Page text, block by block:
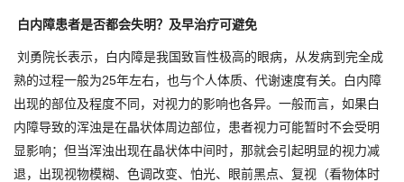
白内障患者是否都会失明？及早治疗可避免
刘勇院长表示，白内障是我国致盲性极高的眼病，从发病到完全成
熟的过程一般为25年左右，也与个人体质、代谢速度有关。白内障
出现的部位及程度不同，对视力的影响也各异。一般而言，如果白
内障导致的浑浊是在晶状体周边部位，患者视力可能暂时不会受明
显影响；但当浑浊出现在晶状体中间时，那就会引起明显的视力减
退，出现视物模糊、色调改变、怕光、眼前黑点、复视（看物体时